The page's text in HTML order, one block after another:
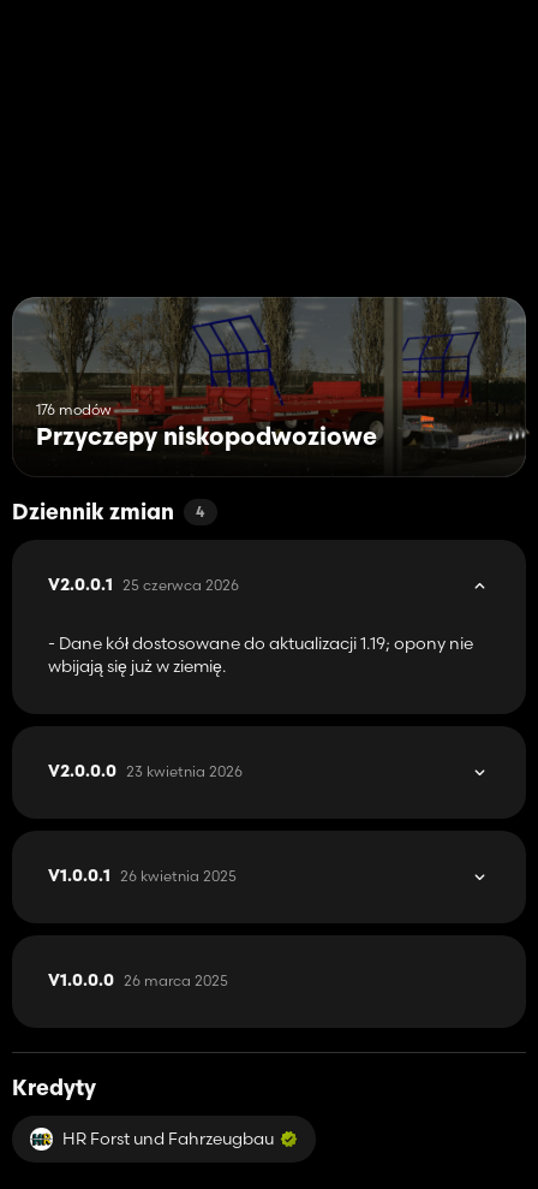
176 modów
Przyczepy niskopodwoziowe
Dziennik zmian 4
V2.0.0.1 25 czerwca 2026
- Dane kół dostosowane do aktualizacji 1.19; opony nie
wbijają się już w ziemię.
V2.0.0.0 23 kwietnia 2026
V1.0.0.1 26 kwietnia 2025
V1.0.0.0 26 marca 2025
Kredyty
HR Forst und Fahrzeugbau